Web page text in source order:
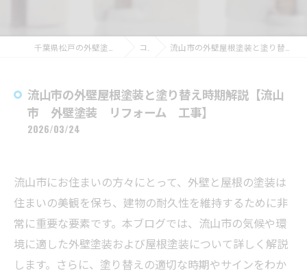
コラム 流山市の外壁屋根塗装と塗り替え時期解説【流山市 外壁塗装 リフォーム 工事】
流山市の外壁屋根塗装と塗り替え時期解説【流山
市 外壁塗装 リフォーム 工事】
2026/03/24
流山市にお住まいの方々にとって、外壁と屋根の塗装は
住まいの美観を保ち、建物の耐久性を維持するために非
常に重要な要素です。本ブログでは、流山市の気候や環
境に適した外壁塗装および屋根塗装について詳しく解説
します。さらに、塗り替えの適切な時期やサインをわか